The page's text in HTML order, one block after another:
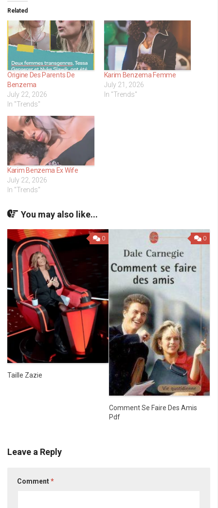
Related
Origine Des Parents De
Benzema
July 22, 2026
In "Trends"
Karim Benzema Femme
July 21, 2026
In "Trends"
Karim Benzema Ex Wife
July 22, 2026
In "Trends"
You may also like...
0
Taille Zazie
0
Comment Se Faire Des Amis
Pdf
Leave a Reply
Comment*